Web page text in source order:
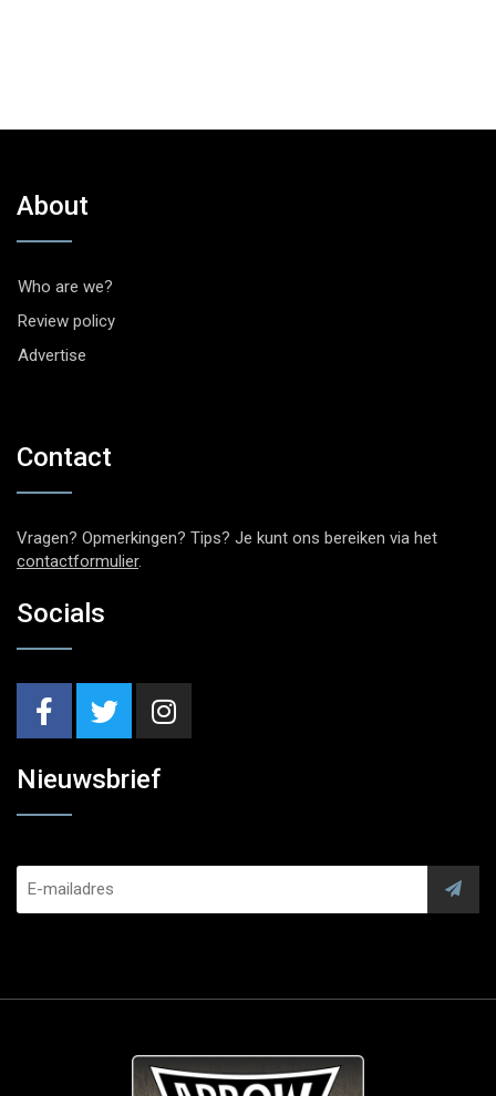
About
Who are we?
Review policy
Advertise
Contact
Vragen? Opmerkingen? Tips? Je kunt ons bereiken via het
contactformulier.
Socials
Nieuwsbrief